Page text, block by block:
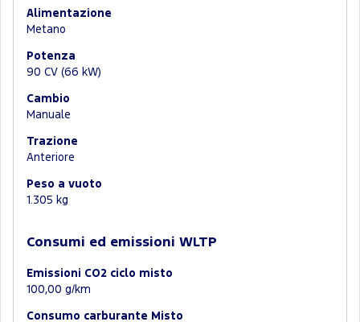
Alimentazione
Metano
Potenza
90 CV (66 kW)
Cambio
Manuale
Trazione
Anteriore
Peso a vuoto
1.305 kg
Consumi ed emissioni WLTP
Emissioni CO2 ciclo misto
100,00 g/km
Consumo carburante Misto